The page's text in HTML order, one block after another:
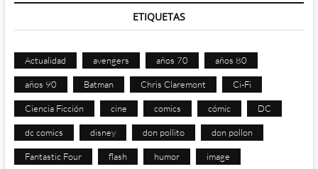
ETIQUETAS
Actualidad avengers años 70 años 80
años 90 Batman Chris Claremont Ci-Fi
Ciencia Ficción cine comics cómic DC
dc comics disney don pollito don pollon
Fantastic Four flash humor image